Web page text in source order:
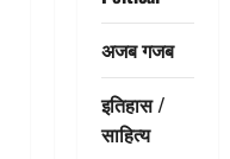
अजब गजब
इतिहास /
साहित्य